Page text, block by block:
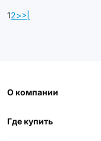
12>>|
О компании
Где купить